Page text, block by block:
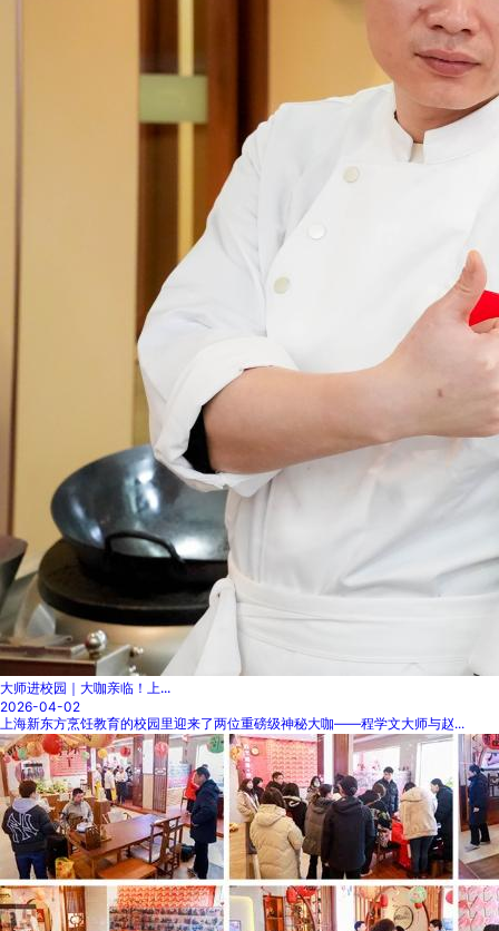
大师进校园｜大咖亲临！上...
2026-04-02
上海新东方烹饪教育的校园里迎来了两位重磅级神秘大咖——程学文大师与赵...